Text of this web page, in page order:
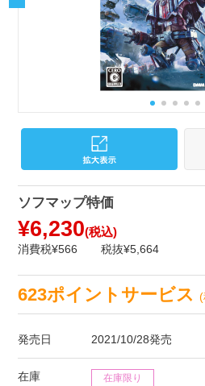
ソフマップ特価
¥6,230(税込)
消費税¥566 税抜¥5,664
623ポイントサービス
発売日 2021/10/28発売
在庫 在庫限り